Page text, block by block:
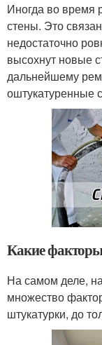
Иногда во время
стены. Это
недостаточно
высохнут новые
дальнейшему
оштукатуренные
Какие
На самом деле,
множество
штукатурки, до